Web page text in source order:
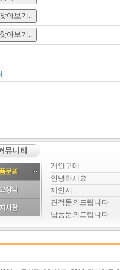
.
개인구매
안녕하세요
제안서
견적문의드립니다
납품문의드립니다